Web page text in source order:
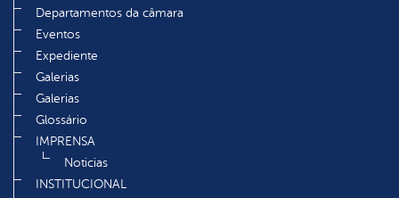
Departamentos da câmara
Eventos
Expediente
Galerias
Galerias
Glossário
IMPRENSA
Noticias
INSTITUCIONAL